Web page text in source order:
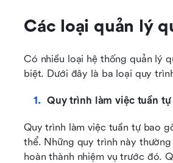
Các loại quản lý
Có nhiều loại hệ thống quản lý
biệt. Dưới đây là ba loại quy
Quy trình làm việc tuần tự
Quy trình làm việc tuần tự bao
thể. Những quy trình này
hoàn thành nhiệm vụ trước đó.